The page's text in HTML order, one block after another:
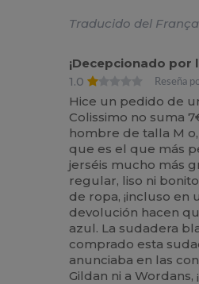
Traducido del
¡Decepcionado por
1.0
Reseña
Hice un pedido de
Colissimo no suma
hombre de talla M
que es el que más
jerséis mucho más
regular, liso ni
de ropa, ¡incluso
devolución hacen
azul. La sudadera
comprado esta
anunciaba en las
Gildan ni a Wordans,